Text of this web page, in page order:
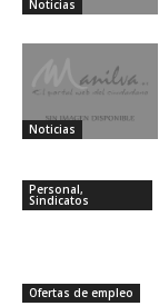
Noticias
Noticias
Personal,
Sindicatos
Ofertas de empleo